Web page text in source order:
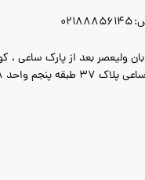
ولیعصر بعد از پارک ساعی ،
طبقه پنجم واحد ۱۸